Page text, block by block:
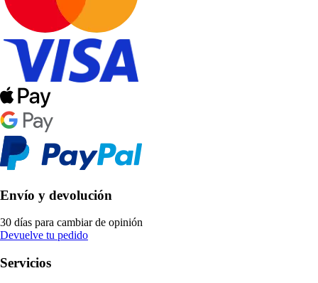
Envío y devolución
30 días para cambiar de opinión
Devuelve tu pedido
Servicios